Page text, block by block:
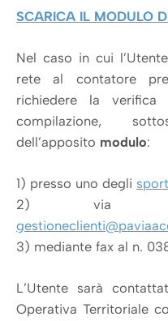
SCARICA IL MODULO
Nel caso in cui
rete al contatore
richiedere la verifica
compilazione,
dell’apposito modulo:
1) presso uno degli
2) via e-
3) mediante fax al n.
L’Utente sarà
Operativa Territoriale